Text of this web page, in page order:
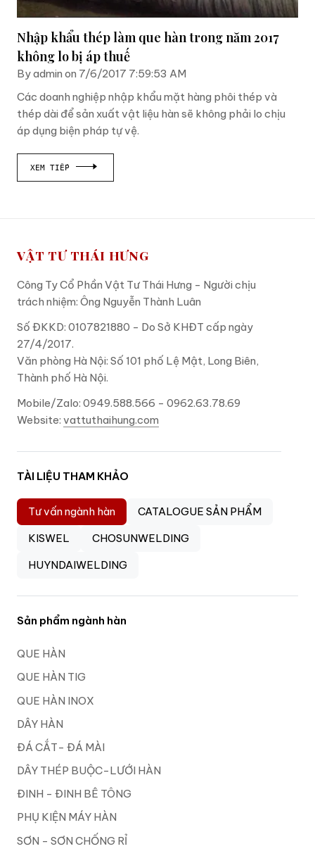
Nhập khẩu thép làm que hàn trong năm 2017
không lo bị áp thuế
By admin on 7/6/2017 7:59:53 AM
Các doanh nghiệp nhập khẩu mặt hàng phôi thép và
thép dài để sản xuất vật liệu hàn sẽ không phải lo chịu
áp dụng biện pháp tự vệ.
XEM TIẾP
VẬT TƯ THÁI HƯNG
Công Ty Cổ Phần Vật Tư Thái Hưng - Người chịu
trách nhiệm: Ông Nguyễn Thành Luân
Số ĐKKD: 0107821880 - Do Sở KHĐT cấp ngày
27/4/2017.
Văn phòng Hà Nội: Số 101 phố Lệ Mật, Long Biên,
Thành phố Hà Nội.
Mobile/Zalo: 0949.588.566 - 0962.63.78.69
Website: vattuthaihung.com
TÀI LIỆU THAM KHẢO
Tư vấn ngành hàn
CATALOGUE SẢN PHẨM
KISWEL
CHOSUNWELDING
HUYNDAIWELDING
Sản phẩm ngành hàn
QUE HÀN
QUE HÀN TIG
QUE HÀN INOX
DÂY HÀN
ĐÁ CẮT- ĐÁ MÀI
DÂY THÉP BUỘC-LƯỚI HÀN
ĐINH - ĐINH BÊ TÔNG
PHỤ KIỆN MÁY HÀN
SƠN - SƠN CHỐNG RỈ